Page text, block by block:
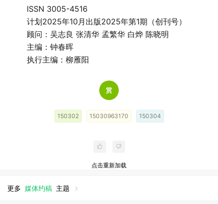
ISSN 3005-4516
计划2025年10月出版2025年第1期（创刊号）
顾问：吴志良 张清华 孟繁华 白烨 陈晓明
主编：钟春晖
执行主编：柳雁阳
150302 15030963170 150304
点击重新加载
更多 媒体约稿 主题